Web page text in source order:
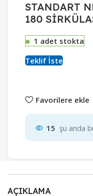
STANDART
180
1 adet stokta
Teklif İste
Favorilere ekle
15 şu anda
AÇIKLAMA